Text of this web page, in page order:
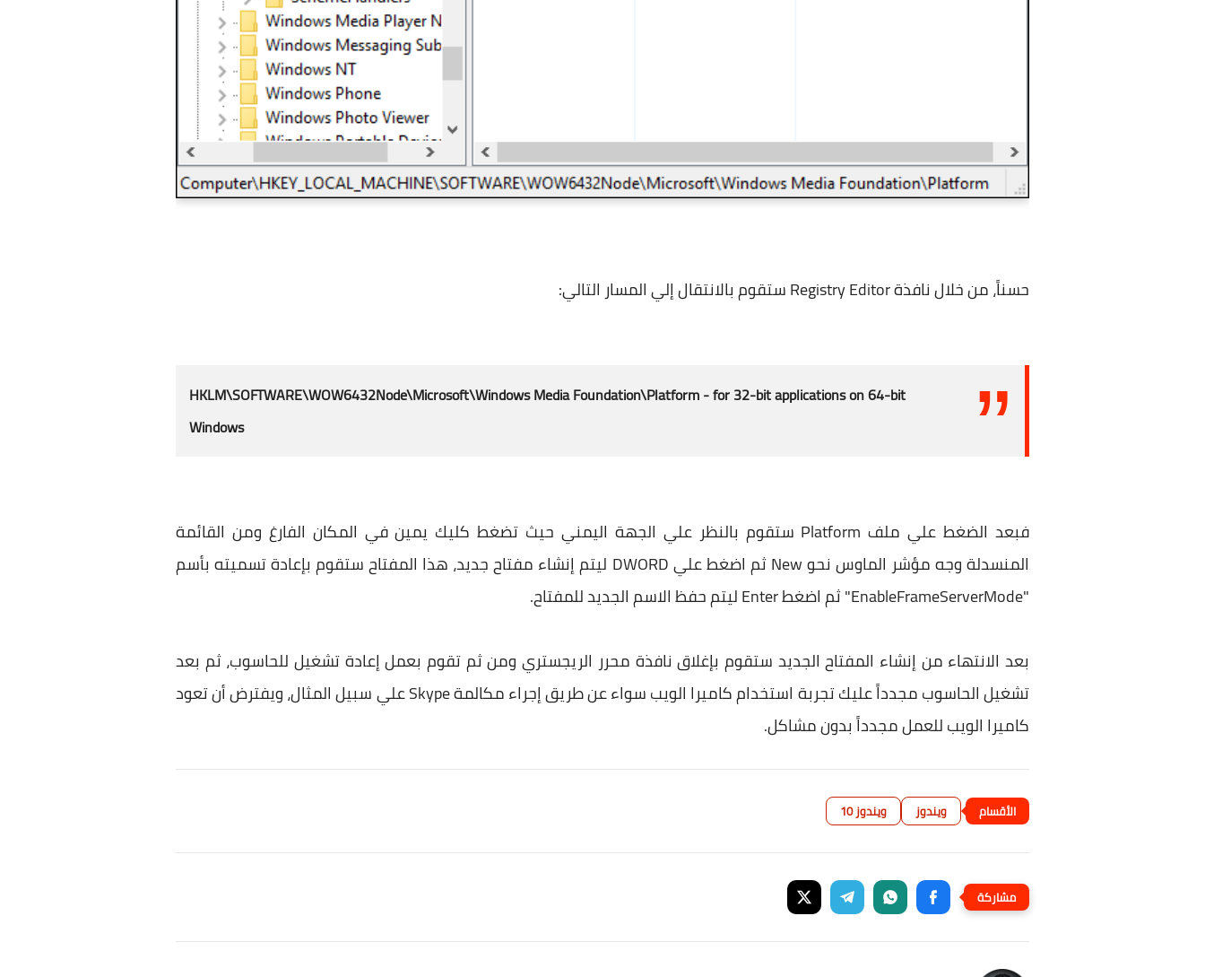
حسناً، من خلال نافذةRegistry Editor ستقوم بالانتقال إلي المسار التالي:
HKLM\SOFTWARE\WOW6432Node\Microsoft\Windows Media Foundation\Platform - for 32-bit applications on 64-bit
Windows
فبعد الضغط علي ملف Platform ستقوم بالنظر علي الجهة اليمني حيث تضغط كليك يمين في المكان الفارغ ومن القائمة
المنسدلة وجه مؤشر الماوس نحو New ثم اضغط علي DWORD ليتم إنشاء مفتاح جديد، هذا المفتاح ستقوم بإعادة تسميته بأسم
"EnableFrameServerMode" ثم اضغط Enter ليتم حفظ الاسم الجديد للمفتاح.
بعد الانتهاء من إنشاء المفتاح الجديد ستقوم بإغلاق نافذة محرر الريجستري ومن ثم تقوم بعمل إعادة تشغيل للحاسوب، ثم بعد
تشغيل الحاسوب مجدداً عليك تجربة استخدام كاميرا الويب سواء عن طريق إجراء مكالمة Skype علي سبيل المثال، ويفترض أن تعود
كاميرا الويب للعمل مجدداً بدون مشاكل.
ويندوز ويندوز 10